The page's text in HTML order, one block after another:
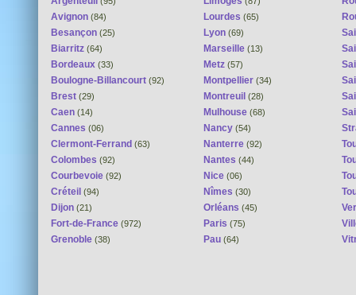
Avignon (84)
Besançon (25)
Biarritz (64)
Bordeaux (33)
Boulogne-Billancourt (92)
Brest (29)
Caen (14)
Cannes (06)
Clermont-Ferrand (63)
Colombes (92)
Courbevoie (92)
Créteil (94)
Dijon (21)
Fort-de-France (972)
Grenoble (38)
Lourdes (65)
Lyon (69)
Marseille (13)
Metz (57)
Montpellier (34)
Montreuil (28)
Mulhouse (68)
Nancy (54)
Nanterre (92)
Nantes (44)
Nice (06)
Nîmes (30)
Orléans (45)
Paris (75)
Pau (64)